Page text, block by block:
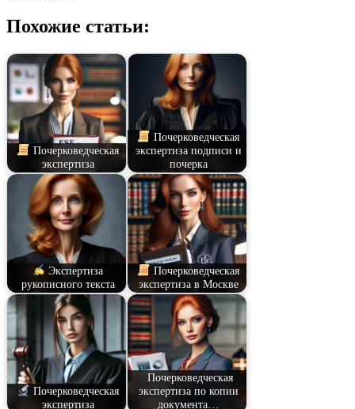
Похожие статьи:
Почерковедческая
экспертиза
Почерковедческая
экспертиза подписи и
почерка
Экспертиза
рукописного текста
Почерковедческая
экспертиза в Москве
Почерковедческая
экспертиза
Почерковедческая
экспертиза по копии
документа…